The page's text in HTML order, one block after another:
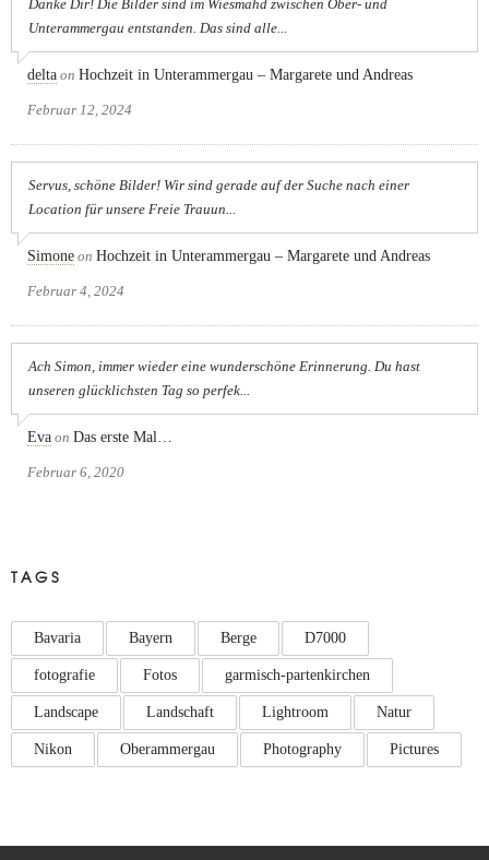
Danke Dir! Die Bilder sind im Wiesmahd zwischen Ober- und
Unterammergau entstanden. Das sind alle...
delta on Hochzeit in Unterammergau – Margarete und Andreas
Februar 12, 2024
Servus, schöne Bilder! Wir sind gerade auf der Suche nach einer
Location für unsere Freie Trauun...
Simone on Hochzeit in Unterammergau – Margarete und Andreas
Februar 4, 2024
Ach Simon, immer wieder eine wunderschöne Erinnerung. Du hast
unseren glücklichsten Tag so perfek...
Eva on Das erste Mal…
Februar 6, 2020
TAGS
Bavaria Bayern Berge D7000
fotografie Fotos garmisch-partenkirchen
Landscape Landschaft Lightroom Natur
Nikon Oberammergau Photography Pictures